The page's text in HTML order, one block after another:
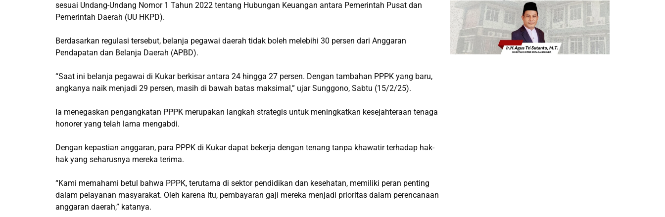
sesuai Undang-Undang Nomor 1 Tahun 2022 tentang Hubungan Keuangan antara Pemerintah Pusat dan
Pemerintah Daerah (UU HKPD).
Berdasarkan regulasi tersebut, belanja pegawai daerah tidak boleh melebihi 30 persen dari Anggaran
Pendapatan dan Belanja Daerah (APBD).
“Saat ini belanja pegawai di Kukar berkisar antara 24 hingga 27 persen. Dengan tambahan PPPK yang baru,
angkanya naik menjadi 29 persen, masih di bawah batas maksimal,” ujar Sunggono, Sabtu (15/2/25).
Ia menegaskan pengangkatan PPPK merupakan langkah strategis untuk meningkatkan kesejahteraan tenaga
honorer yang telah lama mengabdi.
Dengan kepastian anggaran, para PPPK di Kukar dapat bekerja dengan tenang tanpa khawatir terhadap hak-
hak yang seharusnya mereka terima.
“Kami memahami betul bahwa PPPK, terutama di sektor pendidikan dan kesehatan, memiliki peran penting
dalam pelayanan masyarakat. Oleh karena itu, pembayaran gaji mereka menjadi prioritas dalam perencanaan
anggaran daerah,” katanya.